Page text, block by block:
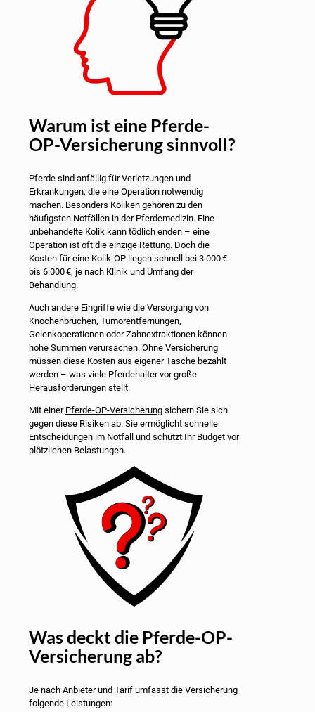
Warum ist eine Pferde-
OP-Versicherung sinnvoll?
Pferde sind anfällig für Verletzungen und
Erkrankungen, die eine Operation notwendig
machen. Besonders Koliken gehören zu den
häufigsten Notfällen in der Pferdemedizin. Eine
unbehandelte Kolik kann tödlich enden – eine
Operation ist oft die einzige Rettung. Doch die
Kosten für eine Kolik-OP liegen schnell bei 3.000 €
bis 6.000 €, je nach Klinik und Umfang der
Behandlung.
Auch andere Eingriffe wie die Versorgung von
Knochenbrüchen, Tumorentfernungen,
Gelenkoperationen oder Zahnextraktionen können
hohe Summen verursachen. Ohne Versicherung
müssen diese Kosten aus eigener Tasche bezahlt
werden – was viele Pferdehalter vor große
Herausforderungen stellt.
Mit einer Pferde-OP-Versicherung sichern Sie sich
gegen diese Risiken ab. Sie ermöglicht schnelle
Entscheidungen im Notfall und schützt Ihr Budget vor
plötzlichen Belastungen.
Was deckt die Pferde-OP-
Versicherung ab?
Je nach Anbieter und Tarif umfasst die Versicherung
folgende Leistungen: